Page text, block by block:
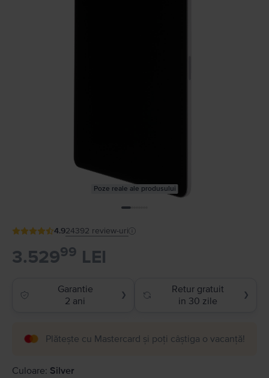
Poze reale ale produsului
4.924392 review-uri
3.52999 LEI
Garantie
2 ani
❯
Retur gratuit
in 30 zile
❯
Plătește cu Mastercard și poți câștiga o vacanță!
Culoare: Silver